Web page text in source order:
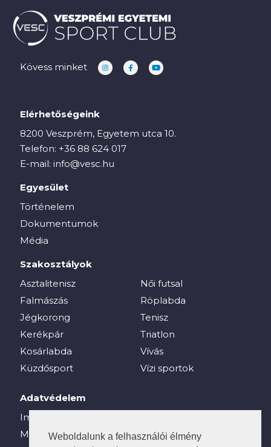
Weboldalunk a felhasználói élmény
Kövess minket
Elérhetőségeink
8200 Veszprém, Egyetem utca 10.
Telefon: +36 88 624 017
E-mail: info@vesc.hu
Egyesület
Történelem
Dokumentumok
Média
Szakosztályok
Asztalitenisz
Falmászás
Jégkorong
Kerékpár
Kosárlabda
Küzdősport
Női futsal
Röplabda
Tenisz
Triatlon
Vívás
Vízi sportok
Adatvédelem
Impresszum
Média